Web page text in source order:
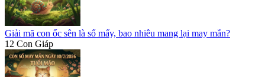
Giải mã con ốc sên là số mấy, bao nhiêu mang lại may mắn?
12 Con Giáp